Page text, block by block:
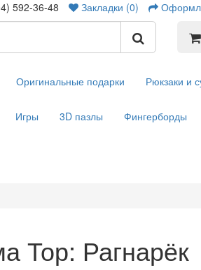
592-36-48 Закладки (0)
Оригинальные подарки Рюкзаки и
Игры 3D пазлы Фингерборды
Тор: Рагнарёк